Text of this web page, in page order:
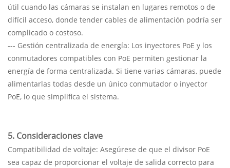
útil cuando las cámaras se instalan en lugares remotos o de
difícil acceso, donde tender cables de alimentación podría ser
complicado o costoso.
--- Gestión centralizada de energía: Los inyectores PoE y los
conmutadores compatibles con PoE permiten gestionar la
energía de forma centralizada. Si tiene varias cámaras, puede
alimentarlas todas desde un único conmutador o inyector
PoE, lo que simplifica el sistema.
5. Consideraciones clave
Compatibilidad de voltaje: Asegúrese de que el divisor PoE
sea capaz de proporcionar el voltaje de salida correcto para